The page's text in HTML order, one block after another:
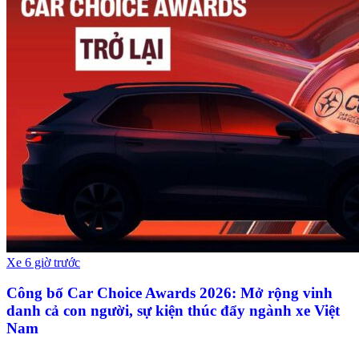
Xe 6 giờ trước
Công bố Car Choice Awards 2026: Mở rộng vinh
danh cả con người, sự kiện thúc đẩy ngành xe Việt
Nam